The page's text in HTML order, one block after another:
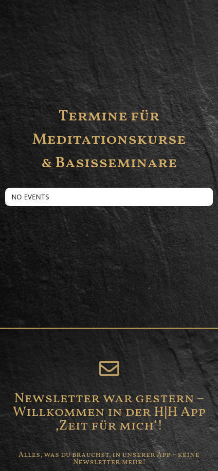
Termine für
Meditationskurse
& Basisseminare
NO EVENTS
Newsletter war gestern –
Willkommen in der H|H App
‚Zeit für mich‘!
Alles, was du brauchst, in unserer App – keine
Newsletter mehr!